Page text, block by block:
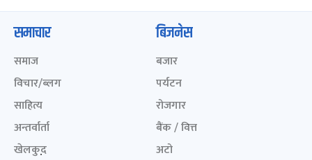
समाचार
समाज
विचार/ब्लग
साहित्य
अन्तर्वार्ता
खेलकुद़़
बिजनेस
बजार
पर्यटन
रोजगार
बैंक / वित्त
अटो